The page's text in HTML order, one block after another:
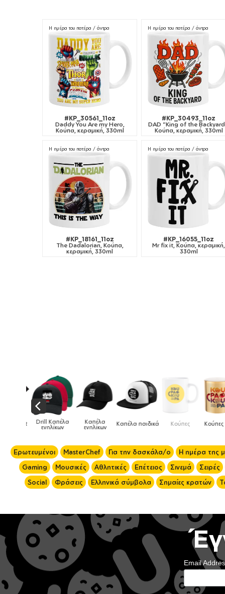
Η ημέρα του πατέρα / άντρα
#KP_30561_11oz
Daddy You Are my Hero,
Κούπα, κεραμική, 330ml
Η ημέρα του πατέρα / άντρα
#KP_30493_11oz
DAD "King of the
Κούπα, κεραμική, 330ml
Η ημέρα του πατέρα / άντρα
#KP_18161_11oz
The Dadalorian, Κούπα,
κεραμική, 330ml
Η ημέρα του πατέρα / άντρα
#KP_16055_11oz
Mr fix it, Κούπα, κεραμική,
330ml
Drill Καπέλα
ενηλίκων
Καπέλα
ενηλίκων Καπέλα παιδικά Κούπες Κούπες
Ερωτευμένοι MasterChef Για την δασκάλα/ο Η ημέρα της
Gaming
Μουσικές Αθλητικές Επέτειος Σινεμά Σειρές
Social
Φράσεις Ελληνικά σύμβολα Σημαίες κρατών
Email